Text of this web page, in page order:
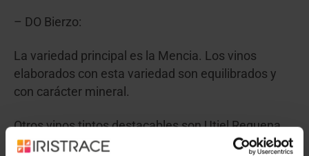
– DO Bierzo:
La variedad principal es la Mencia. Los vinos
elaborados con esta variedad son equilibrados y
con carácter mineral.
Otros vinos tintos destacables son Utiel Requena,
Mancha, Madrid, Sierras de Málaga, Calatayud,